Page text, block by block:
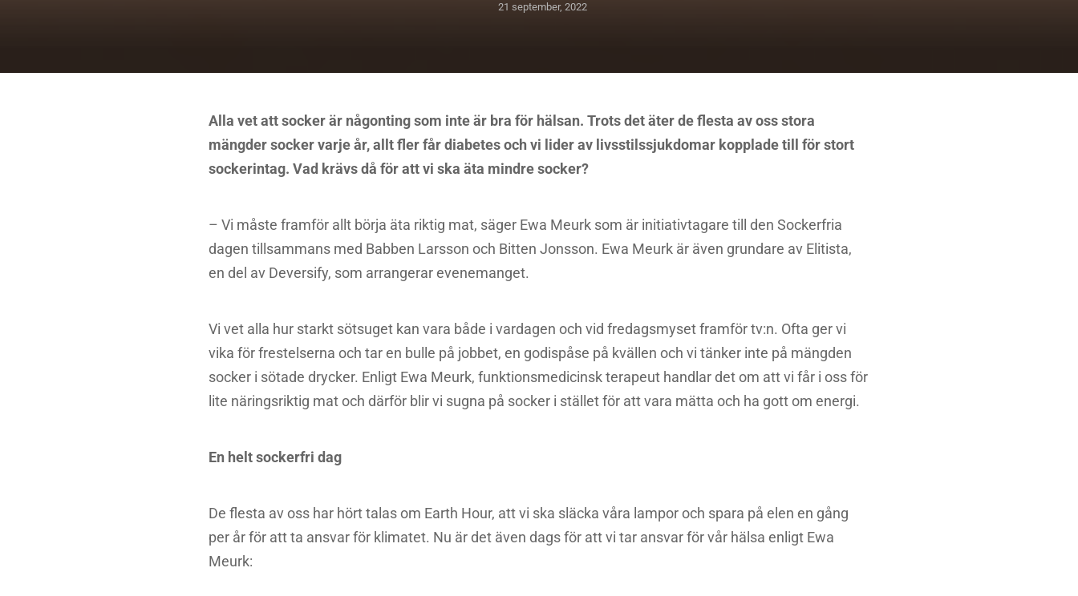
21 september, 2022
Alla vet att socker är någonting som inte är bra för hälsan. Trots det äter de flesta av oss stora
mängder socker varje år, allt fler får diabetes och vi lider av livsstilssjukdomar kopplade till för stort
sockerintag. Vad krävs då för att vi ska äta mindre socker?
– Vi måste framför allt börja äta riktig mat, säger Ewa Meurk som är initiativtagare till den Sockerfria
dagen tillsammans med Babben Larsson och Bitten Jonsson. Ewa Meurk är även grundare av Elitista,
en del av Deversify, som arrangerar evenemanget.
Vi vet alla hur starkt sötsuget kan vara både i vardagen och vid fredagsmyset framför tv:n. Ofta ger vi
vika för frestelserna och tar en bulle på jobbet, en godispåse på kvällen och vi tänker inte på mängden
socker i sötade drycker. Enligt Ewa Meurk, funktionsmedicinsk terapeut handlar det om att vi får i oss för
lite näringsriktig mat och därför blir vi sugna på socker i stället för att vara mätta och ha gott om energi.
En helt sockerfri dag
De flesta av oss har hört talas om Earth Hour, att vi ska släcka våra lampor och spara på elen en gång
per år för att ta ansvar för klimatet. Nu är det även dags för att vi tar ansvar för vår hälsa enligt Ewa
Meurk: